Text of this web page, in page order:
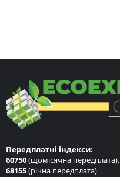
Передплатні індекси:
60750(щомісячна передплата),
68155(річна передплата)